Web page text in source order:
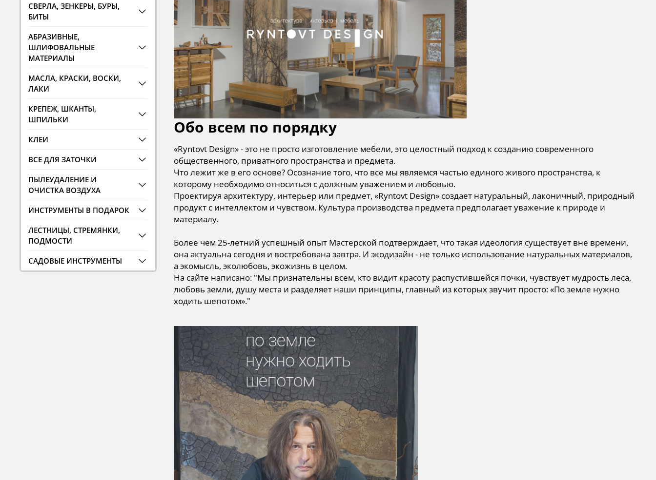
Обо всем по порядку
«Ryntovt Design» - это не просто изготовление мебели, это целостный подход к созданию современного
общественного, приватного пространства и предмета.
Что лежит же в его основе? Осознание того, что все мы являемся частью единого живого пространства, к
которому необходимо относиться с должным уважением и любовью.
Проектируя архитектуру, интерьер или предмет, «Ryntovt Design» создает натуральный, лаконичный, природный
продукт с интеллектом и чувством. Культура производства предмета предполагает уважение к природе и
материалу.
Более чем 25-летний успешный опыт Мастерской подтверждает, что такая идеология существует вне времени,
она актуальна сегодня и востребована завтра. И экодизайн - не только использование натуральных материалов,
а экомысль, эколюбовь, экожизнь в целом.
На сайте написано: "Мы признательны всем, кто видит красоту распустившейся почки, чувствует мудрость леса,
любовь земли, душу места и разделяет наши принципы, главный из которых звучит просто: «По земле нужно
ходить шепотом»."
СВЕРЛА, ЗЕНКЕРЫ, БУРЫ,
БИТЫ
АБРАЗИВНЫЕ,
ШЛИФОВАЛЬНЫЕ
МАТЕРИАЛЫ
МАСЛА, КРАСКИ, ВОСКИ,
ЛАКИ
КРЕПЕЖ, ШКАНТЫ,
ШПИЛЬКИ
КЛЕИ
ВСЕ ДЛЯ ЗАТОЧКИ
ПЫЛЕУДАЛЕНИЕ И
ОЧИСТКА ВОЗДУХА
ИНСТРУМЕНТЫ В ПОДАРОК
ЛЕСТНИЦЫ, СТРЕМЯНКИ,
ПОДМОСТИ
САДОВЫЕ ИНСТРУМЕНТЫ